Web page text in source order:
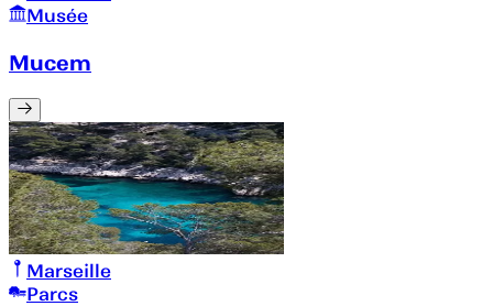
Musée
Mucem
Marseille
Parcs